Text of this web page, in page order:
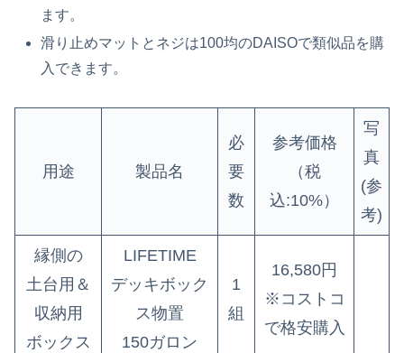
ます。
滑り止めマットとネジは100均のDAISOで類似品を購
入できます。
用途 製品名
必
要
数
参考価格
（税
込:10%）
写
真
(参
考)
縁側の
土台用＆
収納用
ボックス
LIFETIME
デッキボック
ス物置
150ガロン
1
組
16,580円
※コストコ
で格安購入